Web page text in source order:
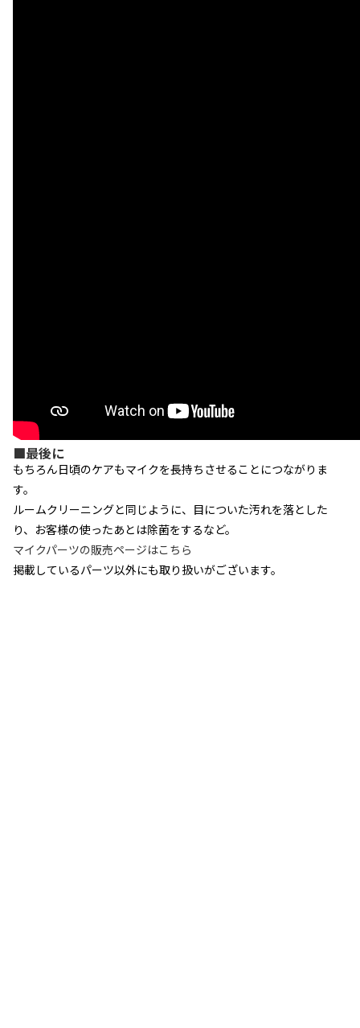
■最後に
もちろん日頃のケアもマイクを長持ちさせることにつながりま
す。
ルームクリーニングと同じように、目についた汚れを落とした
り、お客様の使ったあとは除菌をするなど。
マイクパーツの販売ページはこちら
掲載しているパーツ以外にも取り扱いがございます。